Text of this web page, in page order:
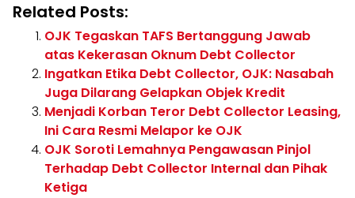
Related Posts:
OJK Tegaskan TAFS Bertanggung Jawab
atas Kekerasan Oknum Debt Collector
Ingatkan Etika Debt Collector, OJK: Nasabah
Juga Dilarang Gelapkan Objek Kredit
Menjadi Korban Teror Debt Collector Leasing,
Ini Cara Resmi Melapor ke OJK
OJK Soroti Lemahnya Pengawasan Pinjol
Terhadap Debt Collector Internal dan Pihak
Ketiga